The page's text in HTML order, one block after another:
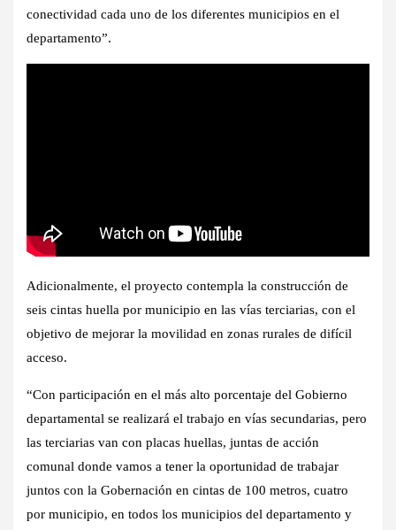
conectividad cada uno de los diferentes municipios en el
departamento”.
Adicionalmente, el proyecto contempla la construcción de
seis cintas huella por municipio en las vías terciarias, con el
objetivo de mejorar la movilidad en zonas rurales de difícil
acceso.
“Con participación en el más alto porcentaje del Gobierno
departamental se realizará el trabajo en vías secundarias, pero
las terciarias van con placas huellas, juntas de acción
comunal donde vamos a tener la oportunidad de trabajar
juntos con la Gobernación en cintas de 100 metros, cuatro
por municipio, en todos los municipios del departamento y